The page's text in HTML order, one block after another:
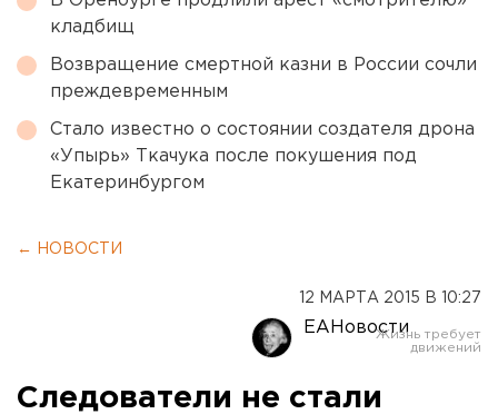
кладбищ
Возвращение смертной казни в России сочли
преждевременным
Стало известно о состоянии создателя дрона
«Упырь» Ткачука после покушения под
Екатеринбургом
← НОВОСТИ
12 МАРТА 2015 В 10:27
ЕАНовости
Следователи не стали